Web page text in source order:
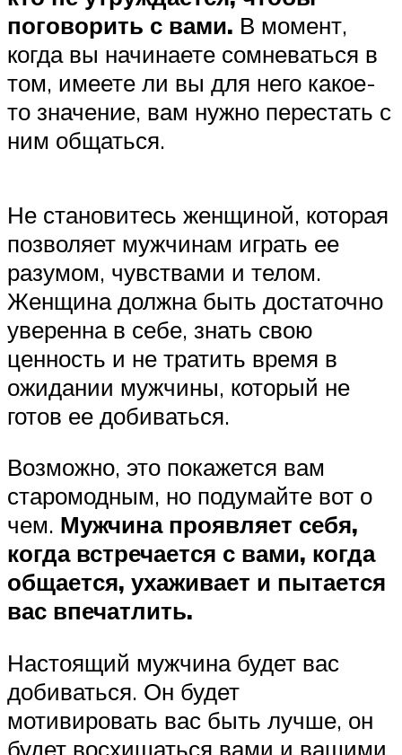
поговорить с вами. В момент,
когда вы начинаете сомневаться в
том, имеете ли вы для него какое-
то значение, вам нужно перестать с
ним общаться.
Не становитесь женщиной, которая
позволяет мужчинам играть ее
разумом, чувствами и телом.
Женщина должна быть достаточно
уверенна в себе, знать свою
ценность и не тратить время в
ожидании мужчины, который не
готов ее добиваться.
Возможно, это покажется вам
старомодным, но подумайте вот о
чем. Мужчина проявляет себя,
когда встречается с вами, когда
общается, ухаживает и пытается
вас впечатлить.
Настоящий мужчина будет вас
добиваться. Он будет
мотивировать вас быть лучше, он
будет восхищаться вами и вашими